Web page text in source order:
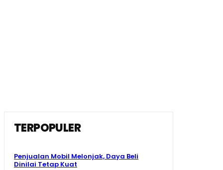
TERPOPULER
Penjualan Mobil Melonjak, Daya Beli
Dinilai Tetap Kuat